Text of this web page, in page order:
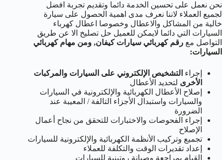
نحن نعمل على تحسين الخدمة دائما وتقديم تجربة افضل
لجميع العملاء لاننا نعرف مدى اهمية الحصول على سيارة
خالية من المشاكل والاعطال وخصوصا اعطال كهرباء
السيارات التي دائما لايمكن للعميل حل تصليخ الا عن طريق
التواصل مع رقم كهربائي سيارات كيفان, ومن مهام كهربائي
السيارات:
إجراء التشخيص الإلكتروني على السيارات والمركبات
الأخرى لتحديد الأعطال
إصلاح الأعطال الكهربائية والإلكترونية في السيارات
والسيارات واستبدال الأجزاء التالفة / المعيبة عند
الضرورة
إجراء الفحوصات والاختبارات للتحقق من نجاح أعمال
الإصلاح
تجميع وتركيب الأنظمة الكهربائية والإلكترونية للسيارات
إعداد تقديرات الوقت والتكلفة للعملاء
القيام بمراجعة وصيانة روتينية للسيارات